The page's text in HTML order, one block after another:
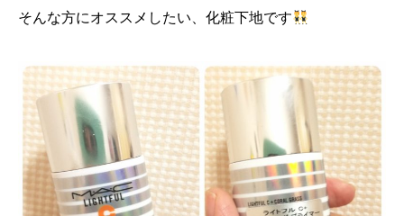
そんな方にオススメしたい、化粧下地です